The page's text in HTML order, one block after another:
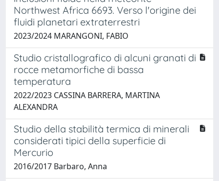
Northwest Africa 6693. Verso l'origine dei
fluidi planetari extraterrestri
2023/2024 MARANGONI, FABIO
Studio cristallografico di alcuni granati di
rocce metamorfiche di bassa
temperatura
2022/2023 CASSINA BARRERA, MARTINA
ALEXANDRA
Studio della stabilità termica di minerali
considerati tipici della superficie di
Mercurio
2016/2017 Barbaro, Anna